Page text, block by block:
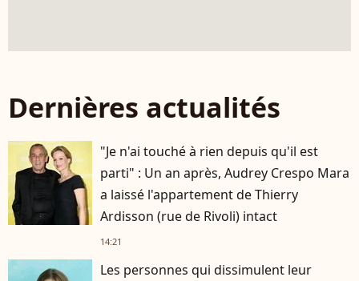
Dernières actualités
"Je n'ai touché à rien depuis qu'il est
parti" : Un an après, Audrey Crespo Mara
a laissé l'appartement de Thierry
Ardisson (rue de Rivoli) intact
14:21
Les personnes qui dissimulent leur